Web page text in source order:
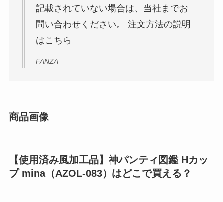
記載されていない場合は、当社までお
問い合わせください。 注文方法の説明
はこちら
FANZA
商品画像
【使用済み風加工品】神パンティ図鑑 Hカッ
プ mina（AZOL-083）はどこで買える？